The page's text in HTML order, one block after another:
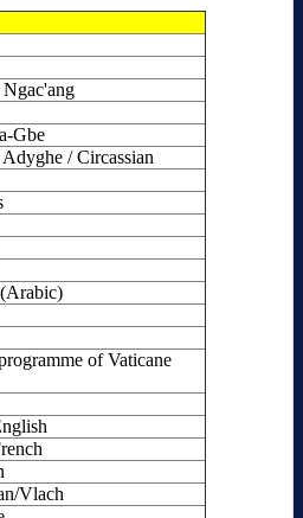
Gbe
/ Circassian
of Vaticane
Vlach